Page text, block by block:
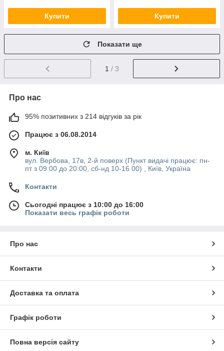
Купити Купити
Показати ще
1 / 3
Про нас
95% позитивних з 214 відгуків за рік
Працює з 06.08.2014
м. Київ
вул. Вербова, 17в, 2-й поверх (Пункт видачі працює: пн-
пт з 09:00 до 20:00, сб-нд 10-16 00) , Київ, Україна
Контакти
Сьогодні працює з 10:00 до 16:00
Показати весь графік роботи
Про нас
Контакти
Доставка та оплата
Графік роботи
Повна версія сайту